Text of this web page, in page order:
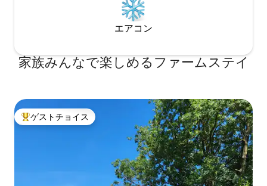
エアコン
家族みんなで楽しめるファームステイ
大好評のゲストチョイスです。
ゲストチョイス